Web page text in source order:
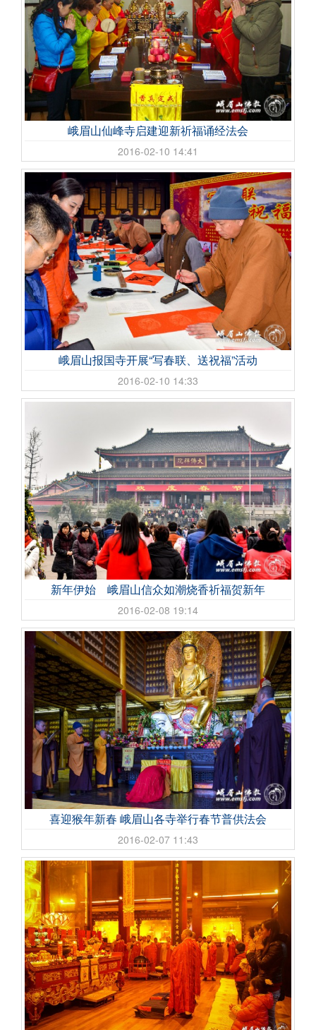
峨眉山仙峰寺启建迎新祈福诵经法会
2016-02-10 14:41
峨眉山报国寺开展“写春联、送祝福”活动
2016-02-10 14:33
新年伊始 峨眉山信众如潮烧香祈福贺新年
2016-02-08 19:14
喜迎猴年新春 峨眉山各寺举行春节普供法会
2016-02-07 11:43